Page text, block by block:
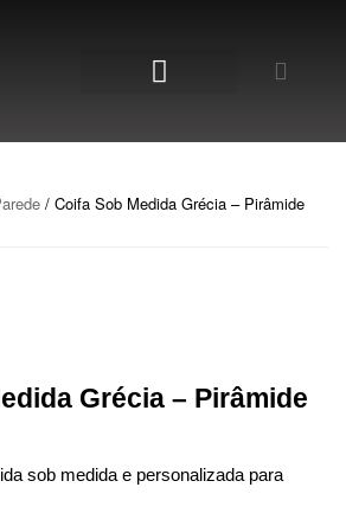
/ Coifa Sob Medida Grécia – Pirâmide
Grécia – Pirâmide
sob medida e personalizada para